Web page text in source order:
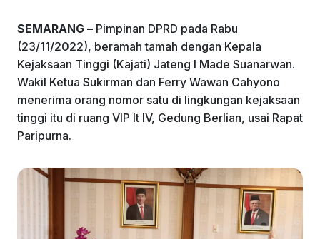
o
o
k
n p
p
m
SEMARANG – Pimpinan DPRD pada Rabu
(23/11/2022), beramah tamah dengan Kepala
Kejaksaan Tinggi (Kajati) Jateng I Made Suanarwan.
Wakil Ketua Sukirman dan Ferry Wawan Cahyono
menerima orang nomor satu di lingkungan kejaksaan
tinggi itu di ruang VIP lt IV, Gedung Berlian, usai Rapat
Paripurna.